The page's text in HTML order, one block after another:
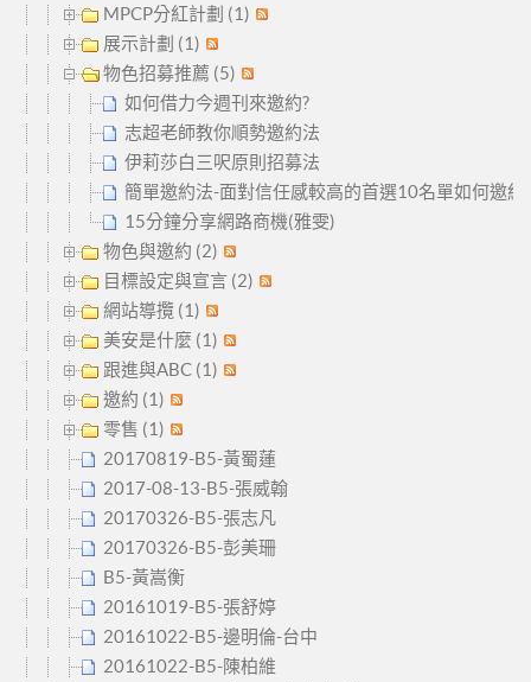
MPCP分紅計劃 (1)
展示計劃 (1)
物色招募推薦 (5)
如何借力今週刊來邀約?
志超老師教你順勢邀約法
伊莉莎白三呎原則招募法
簡單邀約法-面對信任感較高的首選10名單如何邀約?
15分鐘分享網路商機(雅雯)
物色與邀約 (2)
目標設定與宣言 (2)
網站導攬 (1)
美安是什麼 (1)
跟進與ABC (1)
邀約 (1)
零售 (1)
20170819-B5-黃蜀蓮
2017-08-13-B5-張威翰
20170326-B5-張志凡
20170326-B5-彭美珊
B5-黃嵩衡
20161019-B5-張舒婷
20161022-B5-邊明倫-台中
20161022-B5-陳柏維